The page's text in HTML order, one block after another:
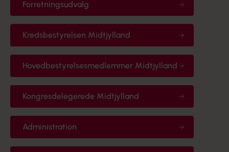
Forretningsudvalg
Kredsbestyrelsen Midtjylland
Hovedbestyrelsesmedlemmer Midtjylland
Kongresdelegerede Midtjylland
Administration